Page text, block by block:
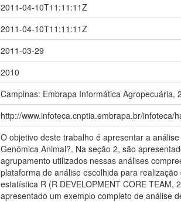
2011-04-10T11:11:11Z
2011-04-10T11:11:11Z
2011-03-29
2010
Campinas: Embrapa Informática Agropecuária,
http://www.infoteca.cnptia.embrapa.br/infoteca/
O objetivo deste trabalho é apresentar a
Genômica Animal?. Na seção 2, são
agrupamento utilizados nessas análises
plataforma de análise escolhida para
estatística R (R DEVELOPMENT CORE
apresentado um exemplo completo de análise